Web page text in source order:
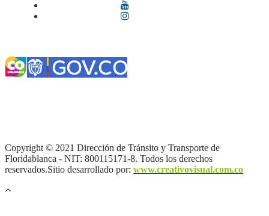
Copyright © 2021 Dirección de Tránsito y Transporte de
Floridablanca - NIT: 800115171-8. Todos los derechos
reservados.Sitio desarrollado por: www.creativovisual.com.co